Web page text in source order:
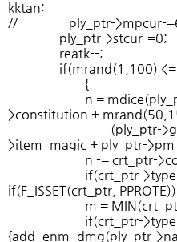
kktan:
// ply_ptr->mpcur-
ply_ptr->stcur-=0;
reatk--;
if(mrand(1,100) <=
{
n = mdice(ply_ptr)
>constitution +
(ply_ptr-
>item_magic + ply_ptr-
n -= crt_ptr-
if(crt_ptr-
if(F_ISSET(crt_ptr,
m = MIN(crt_ptr-
if(crt_ptr->type !=
{add_enm_dmg(ply_ptr-